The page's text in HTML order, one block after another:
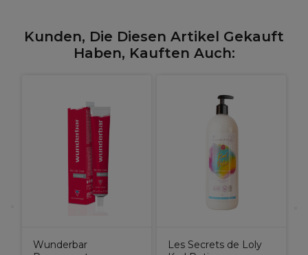
Kunden, Die Diesen Artikel Gekauft
Haben, Kauften Auch:
Wunderbar
Les Secrets de Loly